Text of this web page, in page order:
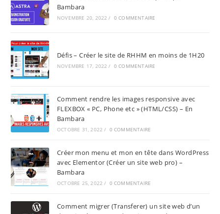
Bambara
NOVEMBRE 20, 2022 / 0 COMMENTAIRE
Défis – Créer le site de RHHM en moins de 1H20
NOVEMBRE 17, 2022 / 0 COMMENTAIRE
Comment rendre les images responsive avec
FLEXBOX « PC, Phone etc » (HTML/CSS) – En
Bambara
OCTOBRE 31, 2022 / 0 COMMENTAIRE
Créer mon menu et mon en tête dans WordPress
avec Elementor (Créer un site web pro) –
Bambara
OCTOBRE 25, 2022 / 0 COMMENTAIRE
Comment migrer (Transferer) un site web d’un